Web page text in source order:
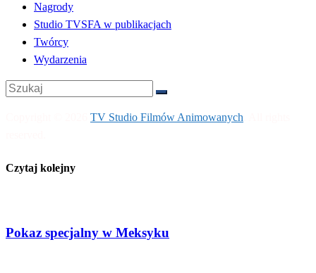
Nagrody
Studio TVSFA w publikacjach
Twórcy
Wydarzenia
TV Studio Filmów Animowanych
Czytaj kolejny
Pokaz specjalny w Meksyku